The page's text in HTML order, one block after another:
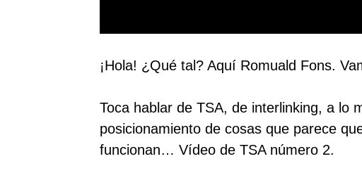
¡Hola! ¿Qué tal? Aquí Romuald Fons.
Toca hablar de TSA, de interlinking, a lo
posicionamiento de cosas que parece
funcionan… Vídeo de TSA número 2.